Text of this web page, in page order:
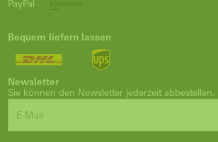
PayPal
Bequem liefern lassen
Newsletter
Sie können den Newsletter jederzeit abbestellen.